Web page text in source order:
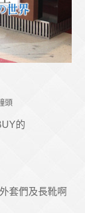
頭
的
套們及長靴啊